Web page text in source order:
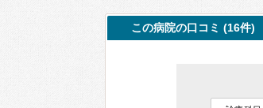
この病院の口コミ (16件)